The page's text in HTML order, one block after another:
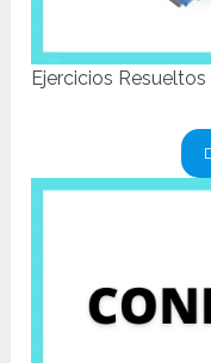
Ejercicios